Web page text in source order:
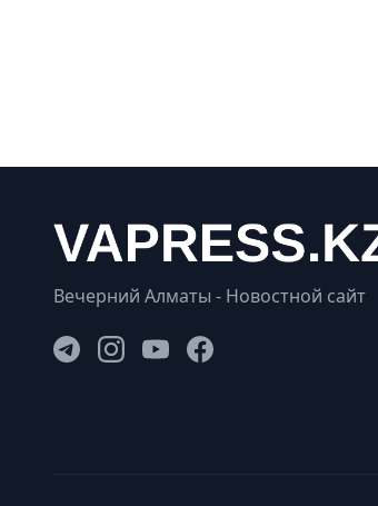
Вечерний Алматы - Новостной сайт